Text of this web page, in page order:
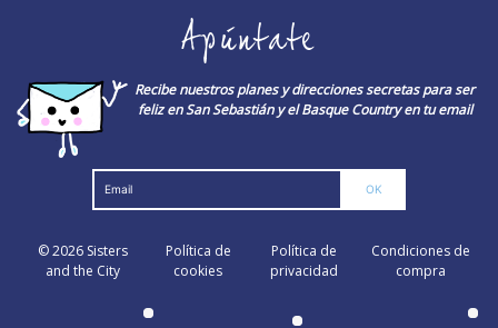
Apúntate
Recibe nuestros planes y direcciones secretas para ser
feliz en San Sebastián y el Basque Country en tu email
© 2026 Sisters
and the City
Política de
cookies
Política de
privacidad
Condiciones de
compra